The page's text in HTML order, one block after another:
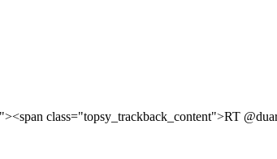
class="topsy_trackback_content">RT